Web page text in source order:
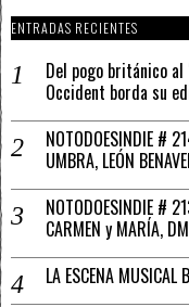
ENTRADAS RECIENTES
Del pogo británico al
Occident borda su
NOTODOESINDIE #
UMBRA, LEÓN
NOTODOESINDIE #
CARMEN y MARÍA,
LA ESCENA MUSICAL